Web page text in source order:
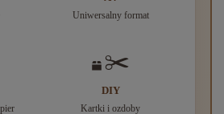
Uniwersalny format
✂️
DIY
Kartki i ozdoby